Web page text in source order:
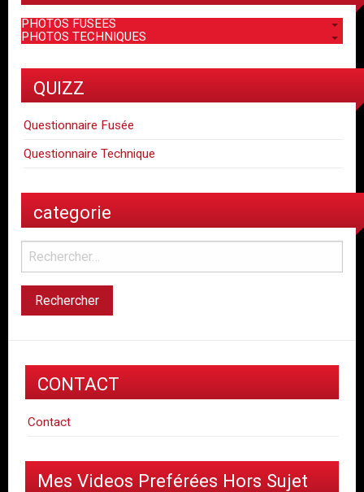
PHOTOS FUSEES
PHOTOS TECHNIQUES
QUIZZ
Questionnaire Fusée
Questionnaire Technique
categorie
CONTACT
Contact
Mes Videos Preférées Hors Sujet